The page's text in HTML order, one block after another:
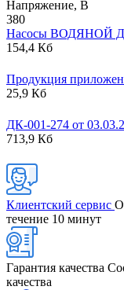
Напряжение, В
380
Насосы ВОДЯНОЙ
154,4 Кб
Продукция
25,9 Кб
ДК-001-274 от
713,9 Кб
Клиентский сервис
течение 10 минут
Гарантия качества
качества